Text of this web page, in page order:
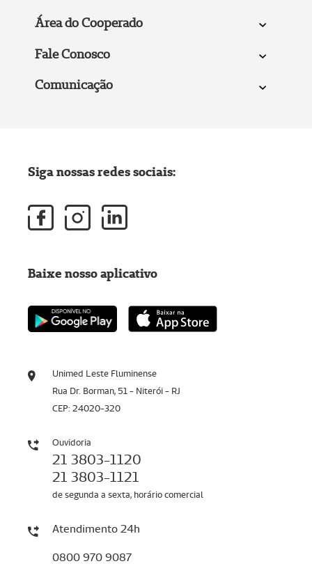
Área do Cooperado
Fale Conosco
Comunicação
Unimed Leste Fluminense
Rua Dr. Borman, 51 - Niterói - RJ
CEP: 24020-320
Ouvidoria
21 3803-1120
21 3803-1121
de segunda a sexta, horário comercial
Atendimento 24h
0800 970 9087
Siga nossas redes sociais:
Baixe nosso aplicativo